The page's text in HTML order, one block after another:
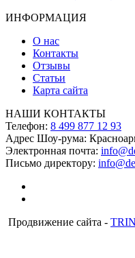
ИНФОРМАЦИЯ
О нас
Контакты
Отзывы
Статьи
Карта сайта
НАШИ КОНТАКТЫ
Телефон: 8 499 877 12 93
Адрес Шоу-рума:
Электронная почта:
Письмо директору:
Продвижение сайта -